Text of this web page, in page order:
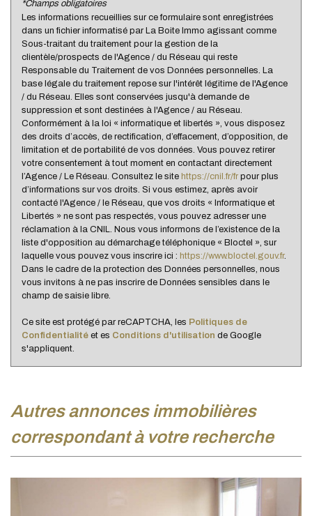
Nous n'avons pas pu déterminer de statistiques pour
cette ville
*Champs obligatoires
Les informations recueillies sur ce formulaire sont enregistrées
dans un fichier informatisé par La Boite Immo agissant comme
Sous-traitant du traitement pour la gestion de la
clientèle/prospects de l'Agence / du Réseau qui reste
Responsable du Traitement de vos Données personnelles. La
base légale du traitement repose sur l'intérêt légitime de l'Agence
/ du Réseau. Elles sont conservées jusqu'à demande de
suppression et sont destinées à l'Agence / au Réseau.
Conformément à la loi « informatique et libertés », vous disposez
des droits d’accès, de rectification, d’effacement, d’opposition, de
limitation et de portabilité de vos données. Vous pouvez retirer
votre consentement à tout moment en contactant directement
l’Agence / Le Réseau. Consultez le site https://cnil.fr/fr pour plus
d’informations sur vos droits. Si vous estimez, après avoir
contacté l'Agence / le Réseau, que vos droits « Informatique et
Libertés » ne sont pas respectés, vous pouvez adresser une
réclamation à la CNIL. Nous vous informons de l’existence de la
liste d'opposition au démarchage téléphonique « Bloctel », sur
laquelle vous pouvez vous inscrire ici : https://www.bloctel.gouv.fr.
Dans le cadre de la protection des Données personnelles, nous
vous invitons à ne pas inscrire de Données sensibles dans le
champ de saisie libre.
Ce site est protégé par reCAPTCHA, les Politiques de
Confidentialité et es Conditions d'utilisation de Google
s'appliquent.
autres annonces immobilières
correspondant à votre recherche